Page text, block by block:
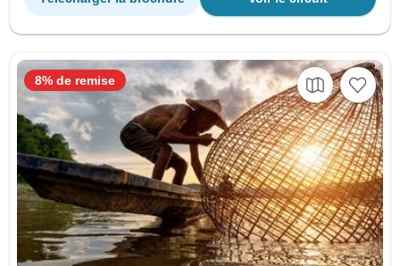
8% de remise